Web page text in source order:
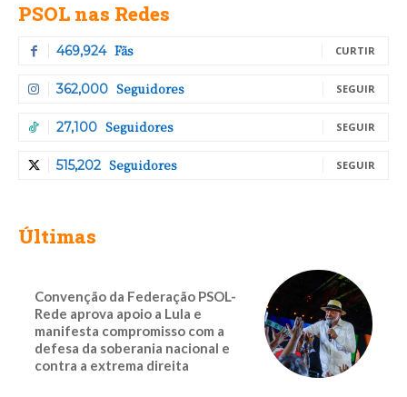
PSOL nas Redes
469,924 Fãs CURTIR
362,000 Seguidores SEGUIR
27,100 Seguidores SEGUIR
515,202 Seguidores SEGUIR
Últimas
Convenção da Federação PSOL-
Rede aprova apoio a Lula e
manifesta compromisso com a
defesa da soberania nacional e
contra a extrema direita